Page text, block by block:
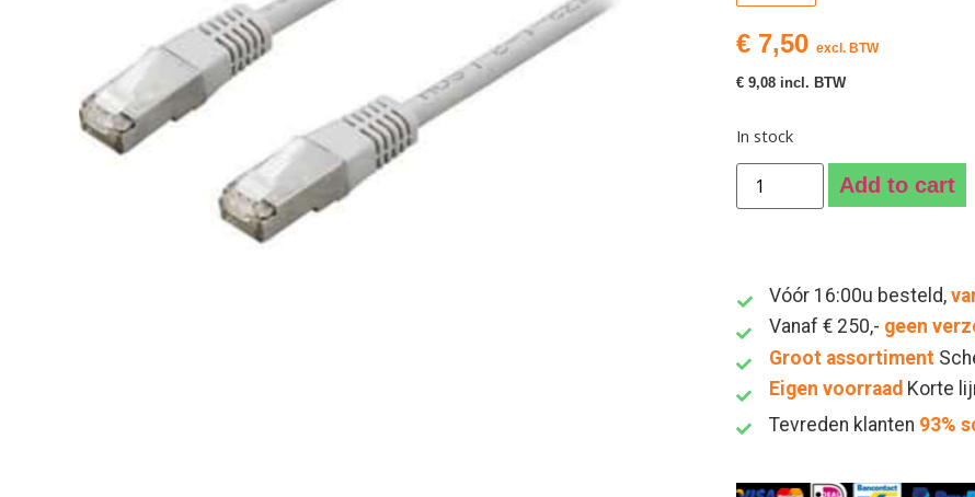
€ 7,50 excl. BTW
€ 9,08 incl. BTW
In stock
Add to cart
Vóór 16:00u besteld,
Vanaf € 250,- geen
Groot assortiment
Eigen voorraad Korte
Tevreden klanten 93%